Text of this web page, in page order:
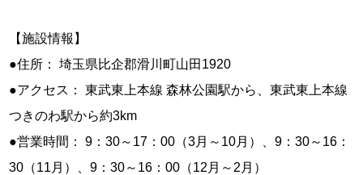
【施設情報】
●住所： 埼玉県比企郡滑川町山田1920
●アクセス： 東武東上本線 森林公園駅から、東武東上本線
つきのわ駅から約3km
●営業時間： 9：30～17：00（3月～10月）、9：30～16：
30（11月）、9：30～16：00（12月～2月）